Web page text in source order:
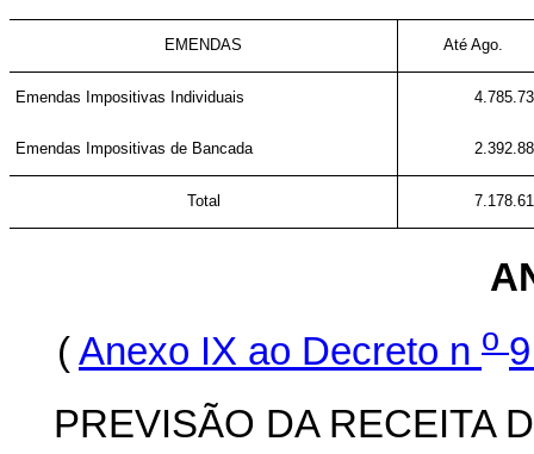
EMENDAS Até Ago.
Emendas Impositivas Individuais
Emendas Impositivas de Bancada
Total
(Anexo IX ao Decreto n o
PREVISÃO DA RECEITA